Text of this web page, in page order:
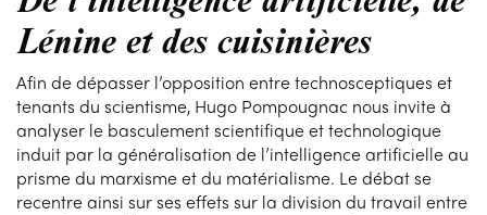
Lénine et des cuisinières
Afin de dépasser l’opposition entre technosceptiques et
tenants du scientisme, Hugo Pompougnac nous invite à
analyser le basculement scientifique et technologique
induit par la généralisation de l’intelligence artificielle au
prisme du marxisme et du matérialisme. Le débat se
recentre ainsi sur ses effets sur la division du travail entre